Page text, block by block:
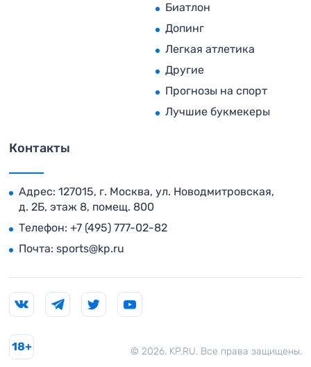
Биатлон
Допинг
Легкая атлетика
Другие
Прогнозы на спорт
Лучшие букмекеры
Контакты
Адрес: 127015, г. Москва, ул. Новодмитровская,
д. 2Б, этаж 8, помещ. 800
Телефон: +7 (495) 777-02-82
Почта: sports@kp.ru
© 2026. KP.RU. Все права защищены.
18+